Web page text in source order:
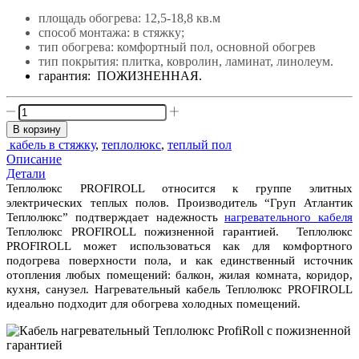
24'290 ₽.
площадь обогрева: 12,5-18,8 кв.м
способ монтажа: в стяжку;
тип обогрева: комфортный пол, основной обогрев
тип покрытия: плитка, ковролин, ламинат, линолеум.
гарантия: ПОЖИЗНЕННАЯ.
Количество
товара
ТЕПЛОЛЮКС
"PROFIROLL"
129,0
м/2250
Вт
(12,5-
18,8
м2)
В корзину
кабель в стяжку, теплолюкс, теплый пол
Описание
Детали
Теплолюкс PROFIROLL относится к группе элитных
электрических теплых полов. Производитель “Груп Атлантик
Теплолюкс” подтверждает надежностьнагревательного кабеля
Теплолюкс PROFIROLL пожизненной гарантией. Теплолюкс
PROFIROLL может использоваться как для комфортного
подогрева поверхности пола, и как единственный источник
отопления любых помещений: балкон, жилая комната, коридор,
кухня, санузел. Нагревательный кабель Теплолюкс PROFIROLL
идеально подходит для обогрева холодных помещений.